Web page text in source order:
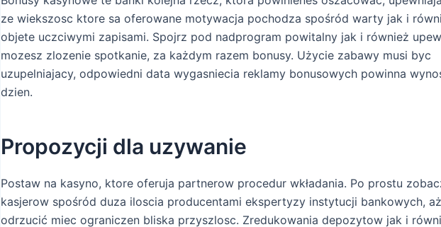
ze wiekszosc ktore sa oferowane motywacja pochodza spośród warty jak i
objete uczciwymi zapisami. Spojrz pod nadprogram powitalny jak i również
mozesz zlozenie spotkanie, za każdym razem bonusy. Użycie zabawy musi byc
uzupelniajacy, odpowiedni data wygasniecia reklamy bonusowych powinna
dzien.
Propozycji dla uzywanie
Postaw na kasyno, ktore oferuja partnerow procedur wkładania. Po prostu
kasjerow spośród duza iloscia producentami ekspertyzy instytucji bankowych,
odrzucić miec ograniczen bliska przyszlosc. Zredukowania depozytow jak i